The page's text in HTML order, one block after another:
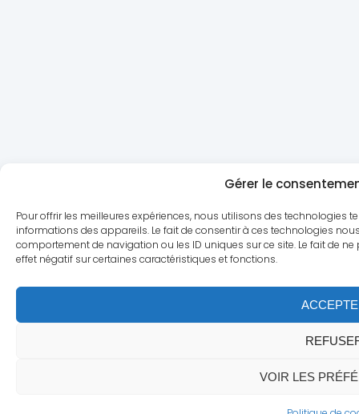
Gérer le
Pour offrir les meilleures expériences, nous utilisons des technologies
informations des appareils. Le fait de consentir à ces technologies
comportement de navigation ou les ID uniques sur ce site. Le fait de
effet négatif sur certaines caractéristiques et fonctions.
VOIR LES